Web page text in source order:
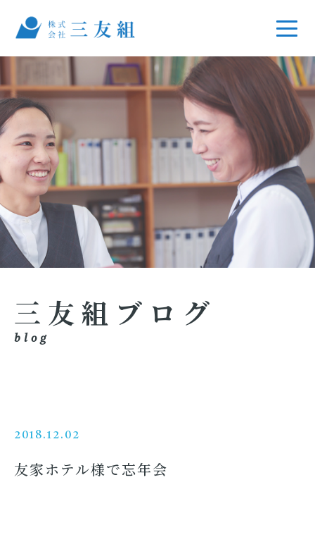
三友組ブログ
blog
2018.12.02
友家ホテル様で忘年会